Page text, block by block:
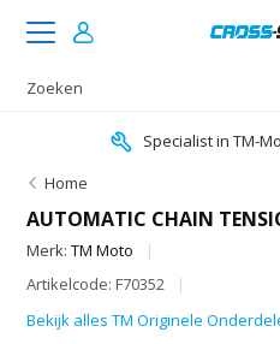
Specialist in TM-
Home
AUTOMATIC CHAIN
Merk:TM Moto
Artikelcode: F70352
Bekijk alles TM Originele